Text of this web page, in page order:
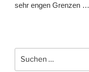
sehr engen Grenzen …
nach: